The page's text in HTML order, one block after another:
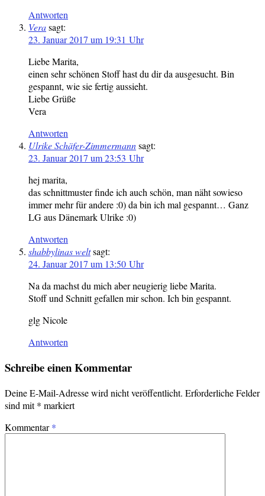
Antworten
Verasagt:
23. Januar 2017 um 19:31 Uhr
Liebe Marita,
einen sehr schönen Stoff hast du dir da ausgesucht. Bin
gespannt, wie sie fertig aussieht.
Liebe Grüße
Vera
Antworten
Ulrike Schäfer-Zimmermannsagt:
23. Januar 2017 um 23:53 Uhr
hej marita,
das schnittmuster finde ich auch schön, man näht sowieso
immer mehr für andere :0) da bin ich mal gespannt… Ganz
LG aus Dänemark Ulrike :0)
Antworten
shabbylinas weltsagt:
24. Januar 2017 um 13:50 Uhr
Na da machst du mich aber neugierig liebe Marita.
Stoff und Schnitt gefallen mir schon. Ich bin gespannt.
glg Nicole
Antworten
Schreibe einen Kommentar
Deine E-Mail-Adresse wird nicht veröffentlicht. Erforderliche Felder
sind mit* markiert
Kommentar*